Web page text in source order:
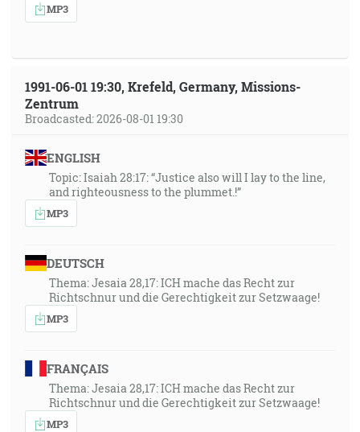
MP3
1991-06-01 19:30, Krefeld, Germany, Missions-
Zentrum
Broadcasted: 2026-08-01 19:30
ENGLISH
Topic: Isaiah 28:17: “Justice also will I lay to the line,
and righteousness to the plummet.!”
MP3
DEUTSCH
Thema: Jesaia 28,17: ICH mache das Recht zur
Richtschnur und die Gerechtigkeit zur Setzwaage!
MP3
FRANÇAIS
Thema: Jesaia 28,17: ICH mache das Recht zur
Richtschnur und die Gerechtigkeit zur Setzwaage!
MP3